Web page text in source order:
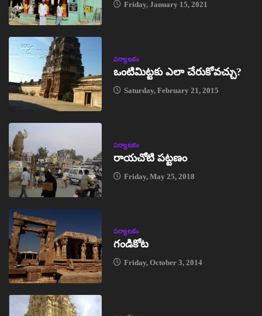
Friday, January 15, 2021
పర్యాటకం
ఒంటిమిట్టకు ఎలా చేరుకోవచ్చు?
Saturday, February 21, 2015
పర్యాటకం
రాయచోటి పట్టణం
Friday, May 25, 2018
పర్యాటకం
గండికోట
Friday, October 3, 2014